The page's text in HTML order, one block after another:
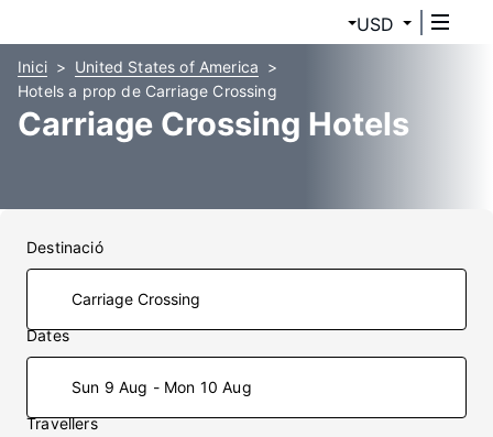
USD
Inici
United States of America
Hotels a prop de Carriage Crossing
Carriage Crossing Hotels
Destinació
Dates
Sun 9 Aug - Mon 10 Aug
Travellers